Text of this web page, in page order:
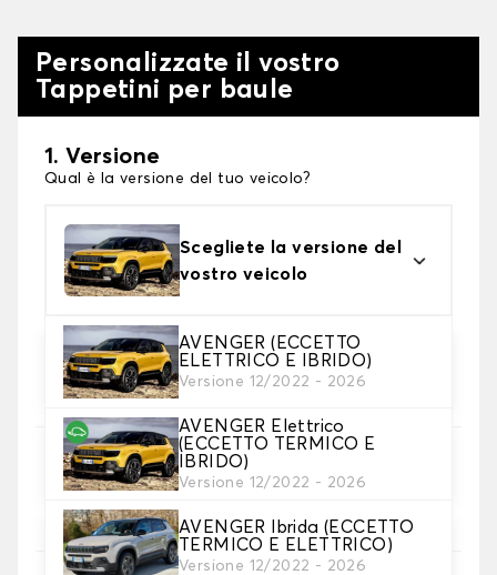
Personalizzate il vostro
Tappetini per baule
1. Versione
Qual è la versione del tuo veicolo?
Scegliete la versione del
vostro veicolo
AVENGER (ECCETTO
ELETTRICO E IBRIDO)
Versione 12/2022 - 2026
AVENGER Elettrico
(ECCETTO TERMICO E
IBRIDO)
Versione 12/2022 - 2026
AVENGER Ibrida (ECCETTO
TERMICO E ELETTRICO)
Versione 12/2022 - 2026
2. Materiale
scegli il materiale del tappetini per baule
3. Colori dei tappetini
Scegli il materiale del tappetino baule.